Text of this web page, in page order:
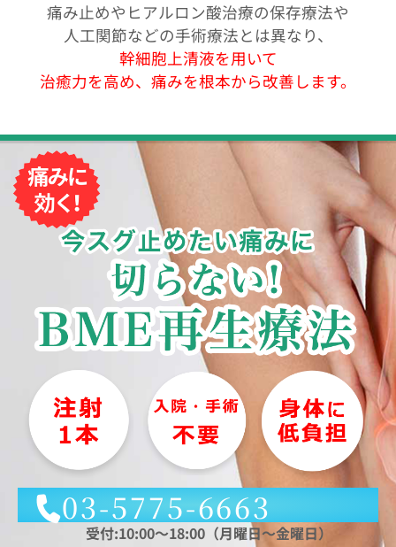
痛み止めやヒアルロン酸治療の保存療法や
人工関節などの手術療法とは異なり、
幹細胞上清液を用いて
治癒力を高め、痛みを根本から改善します。
03-5775-6663
受付:10:00～18:00（月曜日～金曜日）